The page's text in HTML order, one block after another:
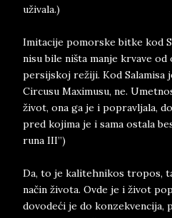
uživala.)
Imitacije pomorske bitke kod
nisu bile ništa manje krvave
persijskoj režiji. Kod Salamisa
Circusu Maximusu, ne.
život, ona ga je i popravljala,
pred kojima je i sama ostala
runa III”)
Da, to je kalitehnikos tropos,
način života. Ovde je i život
dovodeći je do konzekvencija,